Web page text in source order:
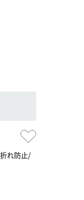
れ防止/